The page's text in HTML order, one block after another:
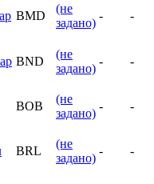
BMD
(не
задано)
- -
BND
(не
задано)
- -
BOB
(не
задано)
- -
BRL
(не
задано)
- -